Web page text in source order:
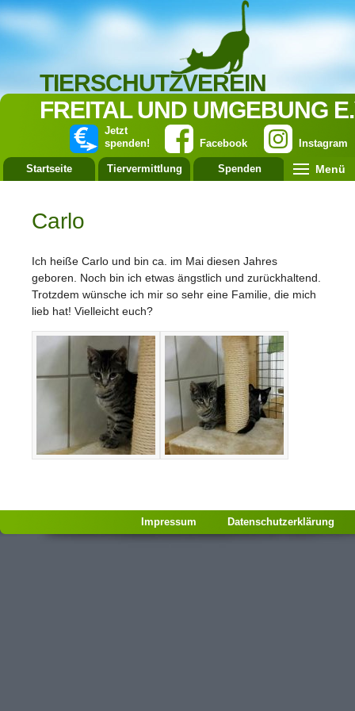
TIERSCHUTZVEREIN
FREITAL UND UMGEBUNG
Instagram
Facebook
Jetzt
spenden!
Startseite Tiervermittlung Spenden Menü
Carlo
Ich heiße Carlo und bin ca. im Mai diesen Jahres
geboren. Noch bin ich etwas ängstlich und zurückhaltend.
Trotzdem wünsche ich mir so sehr eine Familie, die mich
lieb hat! Vielleicht euch?
Impressum Datenschutzerklärung